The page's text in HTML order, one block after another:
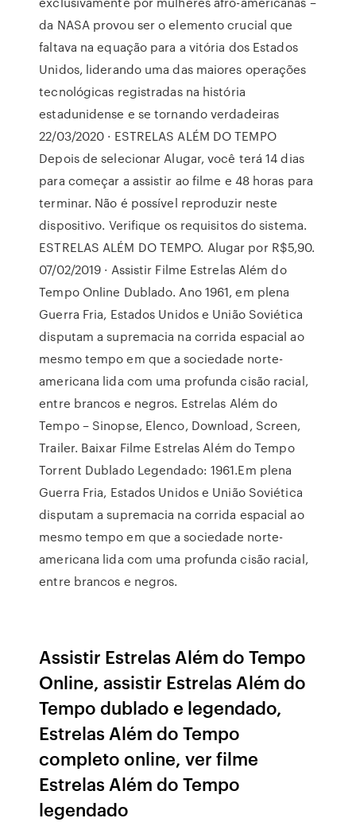
da NASA provou ser o elemento crucial que
faltava na equação para a vitória dos Estados
Unidos, liderando uma das maiores operações
tecnológicas registradas na história
estadunidense e se tornando verdadeiras
22/03/2020 · ESTRELAS ALÉM DO TEMPO
Depois de selecionar Alugar, você terá 14 dias
para começar a assistir ao filme e 48 horas para
terminar. Não é possível reproduzir neste
dispositivo. Verifique os requisitos do sistema.
ESTRELAS ALÉM DO TEMPO. Alugar por R$5,90.
07/02/2019 · Assistir Filme Estrelas Além do
Tempo Online Dublado. Ano 1961, em plena
Guerra Fria, Estados Unidos e União Soviética
disputam a supremacia na corrida espacial ao
mesmo tempo em que a sociedade norte-
americana lida com uma profunda cisão racial,
entre brancos e negros. Estrelas Além do
Tempo – Sinopse, Elenco, Download, Screen,
Trailer. Baixar Filme Estrelas Além do Tempo
Torrent Dublado Legendado: 1961.Em plena
Guerra Fria, Estados Unidos e União Soviética
disputam a supremacia na corrida espacial ao
mesmo tempo em que a sociedade norte-
americana lida com uma profunda cisão racial,
entre brancos e negros.
Assistir Estrelas Além do Tempo
Online, assistir Estrelas Além do
Tempo dublado e legendado,
Estrelas Além do Tempo
completo online, ver filme
Estrelas Além do Tempo
legendado